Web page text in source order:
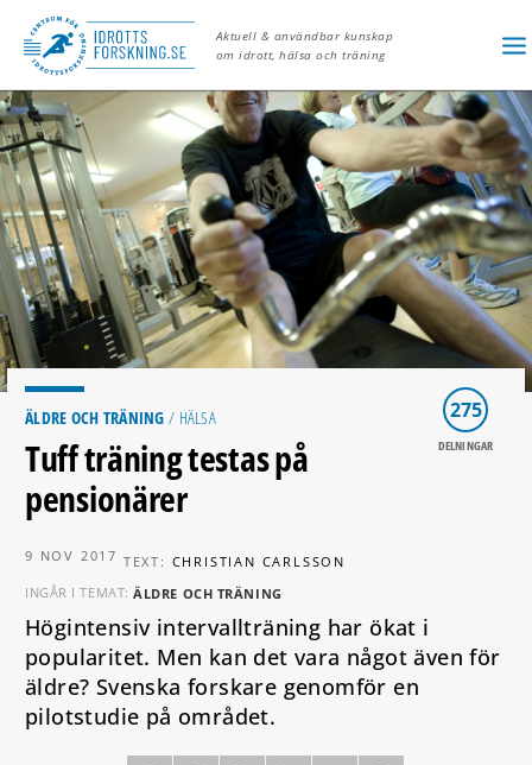
Aktuell & användbar kunskap
om idrott, hälsa och träning
275
DELNINGAR
ÄLDRE OCH TRÄNING/ HÄLSA
Tuff träning testas på
pensionärer
9 NOV 2017 TEXT: CHRISTIAN CARLSSON
INGÅR I TEMAT:ÄLDRE OCH TRÄNING
Högintensiv intervallträning har ökat i
popularitet. Men kan det vara något även för
äldre? Svenska forskare genomför en
pilotstudie på området.